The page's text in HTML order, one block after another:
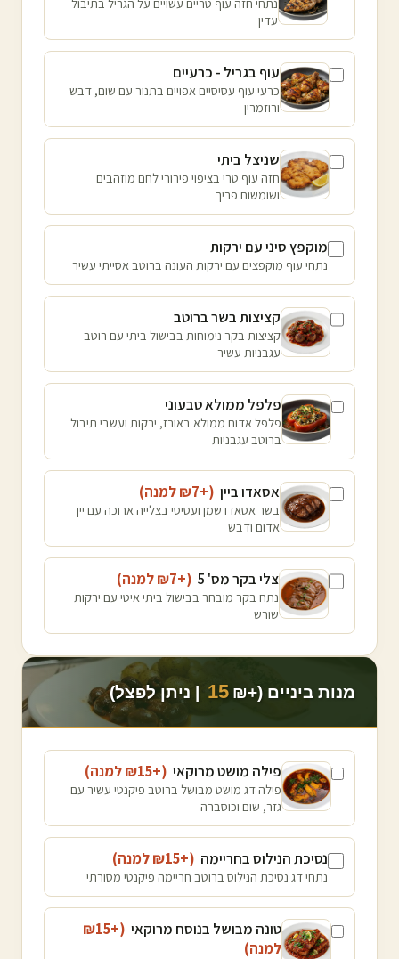
עדין
עוף בגריל - כרעיים
כרעי עוף עסיסיים אפויים בתנור עם שום, דבש
ורוזמרין
שניצל ביתי
חזה עוף טרי בציפוי פירורי לחם מוזהבים
ושומשום פריך
מוקפץ סיני עם ירקות
נתחי עוף מוקפצים עם ירקות העונה ברוטב אסייתי עשיר
קציצות בשר ברוטב
קציצות בקר נימוחות בבישול ביתי עם רוטב
עגבניות עשיר
פלפל ממולא טבעוני
פלפל אדום ממולא באורז, ירקות ועשבי תיבול
ברוטב עגבניות
אסאדו ביין (+₪
7 למנה)
בשר אסאדו שמן ועסיסי בצלייה ארוכה עם יין
אדום ודבש
צלי בקר מס' 5 (+₪
7 למנה)
נתח בקר מובחר בבישול ביתי איטי עם ירקות
שורש
מנות ביניים (+₪ 15 | ניתן לפצל)
פילה מושט מרוקאי (+₪
15 למנה)
פילה דג מושט מבושל ברוטב פיקנטי עשיר עם
גזר, שום וכוסברה
נסיכת הנילוס בחריימה (+₪
15 למנה)
נתחי דג נסיכת הנילוס ברוטב חריימה פיקנטי מסורתי
טונה מבושל בנוסח מרוקאי (+₪
15
למנה)